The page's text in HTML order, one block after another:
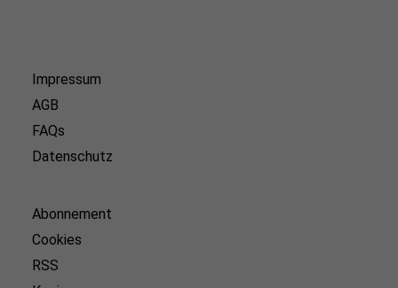
Impressum
AGB
FAQs
Datenschutz
Abonnement
Cookies
RSS